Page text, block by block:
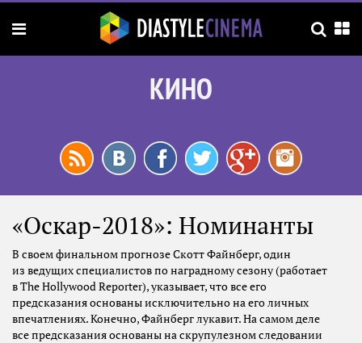
КИНО
«Оскар-2018»: Номинанты
В своем финальном прогнозе Скотт Файнберг, один
из ведущих специалистов по наградному сезону (работает
в The Hollywood Reporter), указывает, что все его
предсказания основаны исключительно на его личных
впечатлениях. Конечно, Файнберг лукавит. На самом деле
все предсказания основаны на скрупулезном следовании